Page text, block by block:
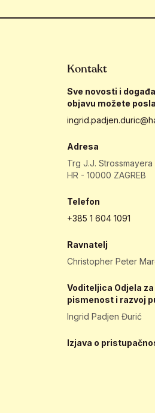
Kontakt
Sve novosti i
objavu možete
Adresa
Trg J.J. Strossmayera
HR - 10000 ZAGREB
Telefon
+385 1 604 1091
Ravnatelj
Christopher Peter
Voditeljica Odjela
pismenost i razvoj
Ingrid Padjen Đurić
Izjava o